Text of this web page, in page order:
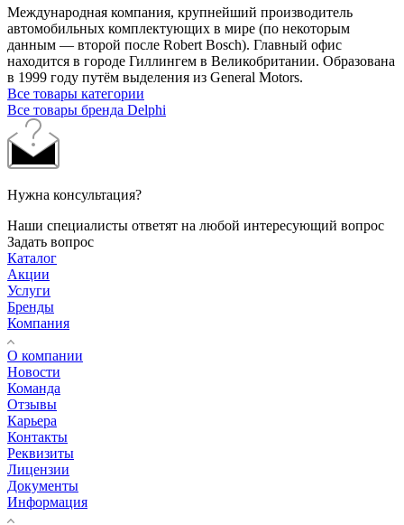
Международная компания, крупнейший производитель
автомобильных комплектующих в мире (по некоторым
данным — второй после Robert Bosch). Главный офис
находится в городе Гиллингем в Великобритании. Образована
в 1999 году путём выделения из General Motors.
Все товары категории
Все товары бренда Delphi
Нужна консультация?
Наши специалисты ответят на любой интересующий вопрос
Задать вопрос
Каталог
Акции
Услуги
Бренды
Компания
О компании
Новости
Команда
Отзывы
Карьера
Контакты
Реквизиты
Лицензии
Документы
Информация